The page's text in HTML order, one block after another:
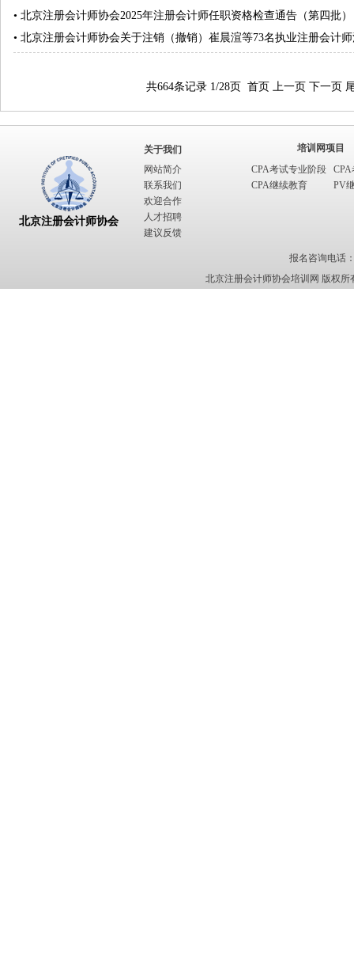
• 北京注册会计师协会2025年注册会计师任职资格检查通告（第四批）
• 北京注册会计师协会关于注销（撤销）崔晨渲等73名执业注册会计
共664条记录 1/28页 首页 上一页 下一页
北京注册会计师协会
关于我们
网站简介
联系我们
欢迎合作
人才招聘
建议反馈
培训网项目
CPA考试专业阶段
CPA继续教育
PV
报名咨询电话
北京注册会计师协会培训网 版权所